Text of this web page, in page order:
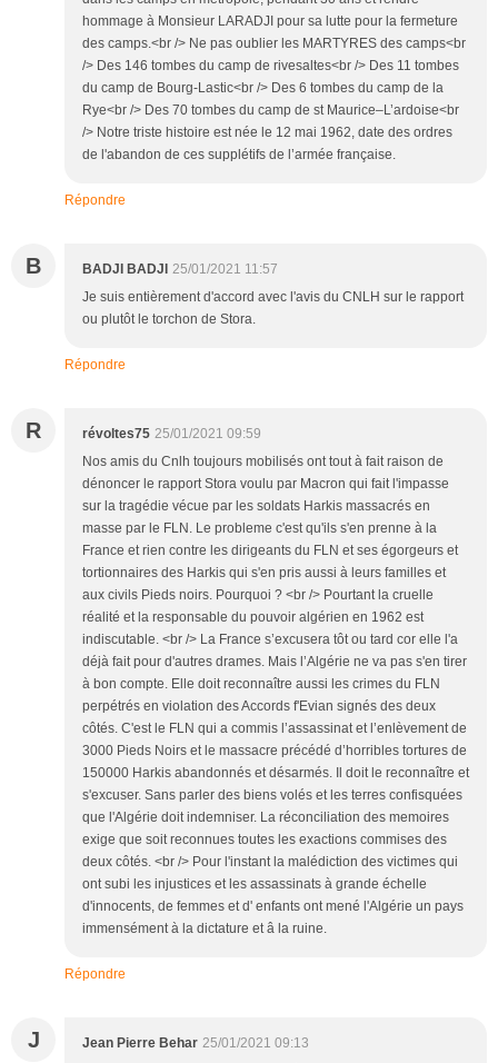
hommage à Monsieur LARADJI pour sa lutte pour la fermeture
des camps.<br /> Ne pas oublier les MARTYRES des camps<br
/> Des 146 tombes du camp de rivesaltes<br /> Des 11 tombes
du camp de Bourg-Lastic<br /> Des 6 tombes du camp de la
Rye<br /> Des 70 tombes du camp de st Maurice–L’ardoise<br
/> Notre triste histoire est née le 12 mai 1962, date des ordres
de l'abandon de ces supplétifs de l’armée française.
Répondre
B BADJI BADJI 25/01/2021 11:57
Je suis entièrement d'accord avec l'avis du CNLH sur le rapport
ou plutôt le torchon de Stora.
Répondre
R révoltes75 25/01/2021 09:59
Nos amis du Cnlh toujours mobilisés ont tout à fait raison de
dénoncer le rapport Stora voulu par Macron qui fait l'impasse
sur la tragédie vécue par les soldats Harkis massacrés en
masse par le FLN. Le probleme c'est qu'ils s'en prenne à la
France et rien contre les dirigeants du FLN et ses égorgeurs et
tortionnaires des Harkis qui s'en pris aussi à leurs familles et
aux civils Pieds noirs. Pourquoi ? <br /> Pourtant la cruelle
réalité et la responsable du pouvoir algérien en 1962 est
indiscutable. <br /> La France s’excusera tôt ou tard cor elle l'a
déjà fait pour d'autres drames. Mais l’Algérie ne va pas s'en tirer
à bon compte. Elle doit reconnaître aussi les crimes du FLN
perpétrés en violation des Accords f'Evian signés des deux
côtés. C'est le FLN qui a commis l’assassinat et l’enlèvement de
3000 Pieds Noirs et le massacre précédé d’horribles tortures de
150000 Harkis abandonnés et désarmés. Il doit le reconnaître et
s'excuser. Sans parler des biens volés et les terres confisquées
que l'Algérie doit indemniser. La réconciliation des memoires
exige que soit reconnues toutes les exactions commises des
deux côtés. <br /> Pour l'instant la malédiction des victimes qui
ont subi les injustices et les assassinats à grande échelle
d'innocents, de femmes et d' enfants ont mené l'Algérie un pays
immensément à la dictature et â la ruine.
Répondre
J Jean Pierre Behar 25/01/2021 09:13